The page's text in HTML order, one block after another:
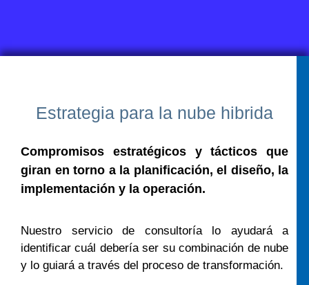
Estrategia para la nube hibrida
Compromisos estratégicos y tácticos que
giran en torno a la planificación, el diseño, la
implementación y la operación.
Nuestro servicio de consultoría lo ayudará a
identificar cuál debería ser su combinación de nube
y lo guiará a través del proceso de transformación.